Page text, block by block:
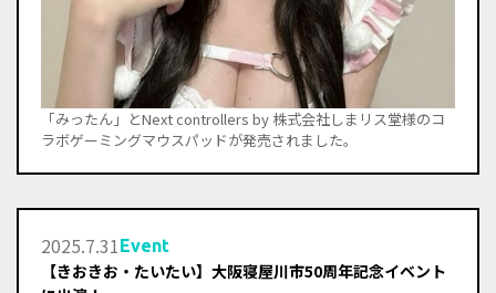
「みったん」とNext controllers by 株式会社しまリス堂様のコ
ラボゲーミングマウスパッドが発売されました。
2025.7.31Event
【きおきお・たいたい】大阪寝屋川市50周年記念イベント